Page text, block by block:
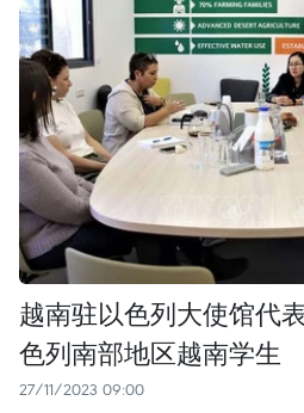
越南驻以色列大使馆代
色列南部地区越南学生
27/11/2023 09:00